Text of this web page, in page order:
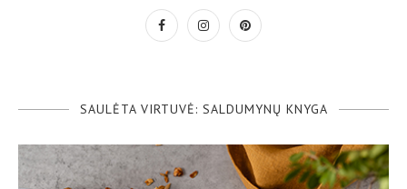
SAULĖTA VIRTUVĖ: SALDUMYNŲ KNYGA